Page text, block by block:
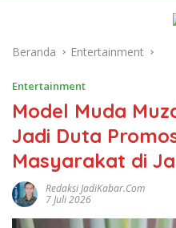
Beranda Entertainment
Entertainment
Model Muda
Jadi Duta
Masyarakat di
Redaksi JadiKabar.com
7 Juli 2026